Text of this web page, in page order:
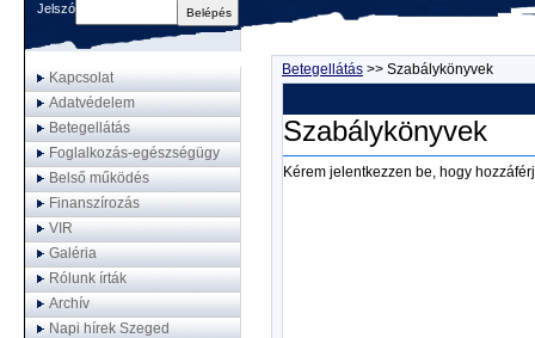
Jelszó
Kapcsolat
Adatvédelem
Betegellátás
Foglalkozás-egészségügy
Belső működés
Finanszírozás
VIR
Galéria
Rólunk írták
Archív
Napi hírek Szeged
Betegellátás >> Szabálykönyvek
Szabálykönyvek
Kérem jelentkezzen be, hogy